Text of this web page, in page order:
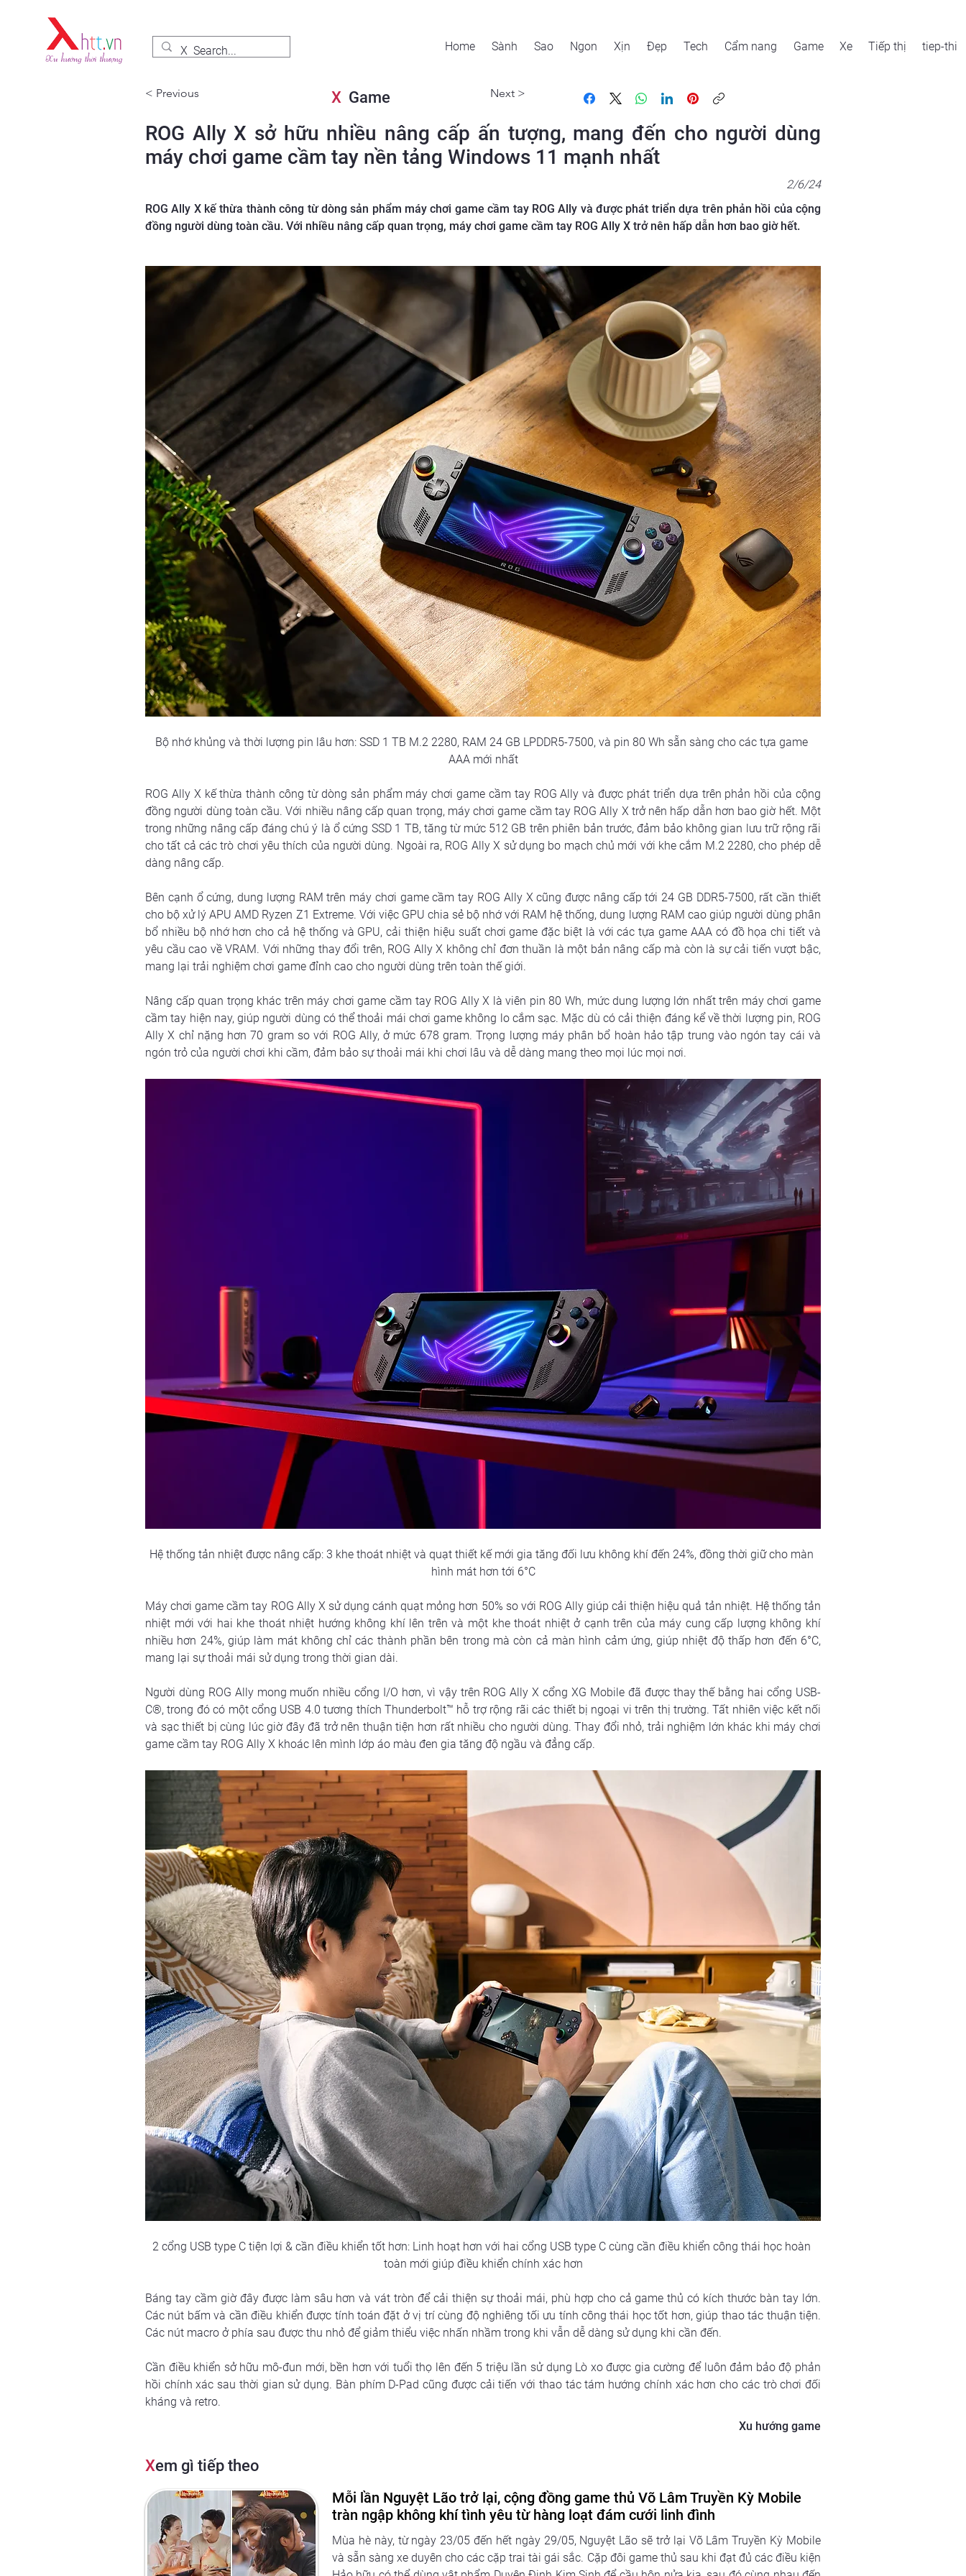
Home Sành Sao Ngon Xịn Đẹp Tech Cẩm nang Game Xe Tiếp thị tiep-thi
< Previous X Game Next >
ROG Ally X sở hữu nhiều nâng cấp ấn tượng, mang đến cho người dùng
máy chơi game cầm tay nền tảng Windows 11 mạnh nhất
2/6/24
ROG Ally X kế thừa thành công từ dòng sản phẩm máy chơi game cầm tay ROG Ally và được phát triển dựa trên phản hồi của cộng
đồng người dùng toàn cầu. Với nhiều nâng cấp quan trọng, máy chơi game cầm tay ROG Ally X trở nên hấp dẫn hơn bao giờ hết.
Bộ nhớ khủng và thời lượng pin lâu hơn: SSD 1 TB M.2 2280, RAM 24 GB LPDDR5-7500, và pin 80 Wh sẵn sàng cho các tựa game
AAA mới nhất
ROG Ally X kế thừa thành công từ dòng sản phẩm máy chơi game cầm tay ROG Ally và được phát triển dựa trên phản hồi của cộng
đồng người dùng toàn cầu. Với nhiều nâng cấp quan trọng, máy chơi game cầm tay ROG Ally X trở nên hấp dẫn hơn bao giờ hết. Một
trong những nâng cấp đáng chú ý là ổ cứng SSD 1 TB, tăng từ mức 512 GB trên phiên bản trước, đảm bảo không gian lưu trữ rộng rãi
cho tất cả các trò chơi yêu thích của người dùng. Ngoài ra, ROG Ally X sử dụng bo mạch chủ mới với khe cắm M.2 2280, cho phép dễ
dàng nâng cấp.
Bên cạnh ổ cứng, dung lượng RAM trên máy chơi game cầm tay ROG Ally X cũng được nâng cấp tới 24 GB DDR5-7500, rất cần thiết
cho bộ xử lý APU AMD Ryzen Z1 Extreme. Với việc GPU chia sẻ bộ nhớ với RAM hệ thống, dung lượng RAM cao giúp người dùng phân
bổ nhiều bộ nhớ hơn cho cả hệ thống và GPU, cải thiện hiệu suất chơi game đặc biệt là với các tựa game AAA có đồ họa chi tiết và
yêu cầu cao về VRAM. Với những thay đổi trên, ROG Ally X không chỉ đơn thuần là một bản nâng cấp mà còn là sự cải tiến vượt bậc,
mang lại trải nghiệm chơi game đỉnh cao cho người dùng trên toàn thế giới.
Nâng cấp quan trọng khác trên máy chơi game cầm tay ROG Ally X là viên pin 80 Wh, mức dung lượng lớn nhất trên máy chơi game
cầm tay hiện nay, giúp người dùng có thể thoải mái chơi game không lo cắm sạc. Mặc dù có cải thiện đáng kể về thời lượng pin, ROG
Ally X chỉ nặng hơn 70 gram so với ROG Ally, ở mức 678 gram. Trọng lượng máy phân bổ hoàn hảo tập trung vào ngón tay cái và
ngón trỏ của người chơi khi cầm, đảm bảo sự thoải mái khi chơi lâu và dễ dàng mang theo mọi lúc mọi nơi.
Hệ thống tản nhiệt được nâng cấp: 3 khe thoát nhiệt và quạt thiết kế mới gia tăng đối lưu không khí đến 24%, đồng thời giữ cho màn
hình mát hơn tới 6°C
Máy chơi game cầm tay ROG Ally X sử dụng cánh quạt mỏng hơn 50% so với ROG Ally giúp cải thiện hiệu quả tản nhiệt. Hệ thống tản
nhiệt mới với hai khe thoát nhiệt hướng không khí lên trên và một khe thoát nhiệt ở cạnh trên của máy cung cấp lượng không khí
nhiều hơn 24%, giúp làm mát không chỉ các thành phần bên trong mà còn cả màn hình cảm ứng, giúp nhiệt độ thấp hơn đến 6°C,
mang lại sự thoải mái sử dụng trong thời gian dài.
Người dùng ROG Ally mong muốn nhiều cổng I/O hơn, vì vậy trên ROG Ally X cổng XG Mobile đã được thay thế bằng hai cổng USB-
C®, trong đó có một cổng USB 4.0 tương thích Thunderbolt™ hỗ trợ rộng rãi các thiết bị ngoại vi trên thị trường. Tất nhiên việc kết nối
và sạc thiết bị cùng lúc giờ đây đã trở nên thuận tiện hơn rất nhiều cho người dùng. Thay đổi nhỏ, trải nghiệm lớn khác khi máy chơi
game cầm tay ROG Ally X khoác lên mình lớp áo màu đen gia tăng độ ngầu và đẳng cấp.
2 cổng USB type C tiện lợi & cần điều khiển tốt hơn: Linh hoạt hơn với hai cổng USB type C cùng cần điều khiển công thái học hoàn
toàn mới giúp điều khiển chính xác hơn
Báng tay cầm giờ đây được làm sâu hơn và vát tròn để cải thiện sự thoải mái, phù hợp cho cả game thủ có kích thước bàn tay lớn.
Các nút bấm và cần điều khiển được tính toán đặt ở vị trí cùng độ nghiêng tối ưu tính công thái học tốt hơn, giúp thao tác thuận tiện.
Các nút macro ở phía sau được thu nhỏ để giảm thiểu việc nhấn nhầm trong khi vẫn dễ dàng sử dụng khi cần đến.
Cần điều khiển sở hữu mô-đun mới, bền hơn với tuổi thọ lên đến 5 triệu lần sử dụng Lò xo được gia cường để luôn đảm bảo độ phản
hồi chính xác sau thời gian sử dụng. Bàn phím D-Pad cũng được cải tiến với thao tác tám hướng chính xác hơn cho các trò chơi đối
kháng và retro.
Xu hướng game
Xem gì tiếp theo
Mỗi lần Nguyệt Lão trở lại, cộng đồng game thủ Võ Lâm Truyền Kỳ Mobile
tràn ngập không khí tình yêu từ hàng loạt đám cưới linh đình
Mùa hè này, từ ngày 23/05 đến hết ngày 29/05, Nguyệt Lão sẽ trở lại Võ Lâm Truyền Kỳ Mobile
và sẵn sàng xe duyên cho các cặp trai tài gái sắc. Cặp đôi game thủ sau khi đạt đủ các điều kiện